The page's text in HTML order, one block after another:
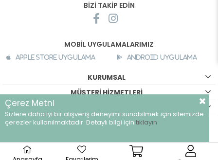
BİZİ TAKİP EDİN
MOBİL UYGULAMALARIMIZ
Apple Store Uygulama Android Uygulama
KURUMSAL
MÜŞTERİ HİZMETLERİ
©breeze.com.tr - Tüm hakları saklıdır.
Çerez Metni
Sizlere daha iyi bir alışveriş deneyimi sunabilmek için sitemizde
çerezler kullanılmaktadır. Detaylı bilgi için tıklayın